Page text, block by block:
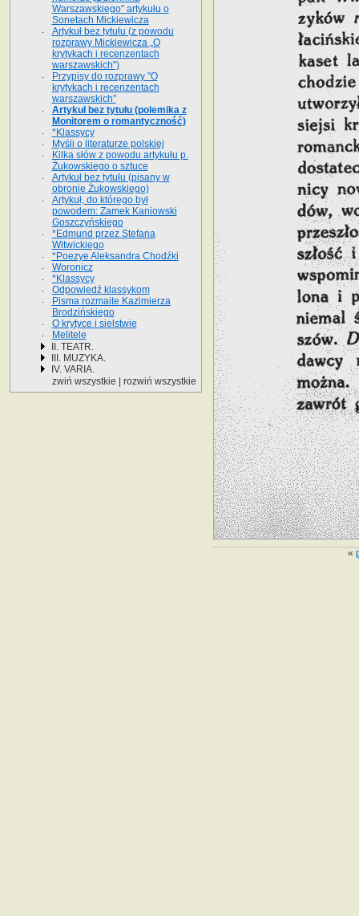
«
Warszawskiego" artykułu o
Sonetach Mickiewicza
Artykuł bez tytułu (z powodu
rozprawy Mickiewicza „O
krytykach i recenzentach
warszawskich")
Przypisy do rozprawy "O
krytykach i recenzentach
warszawskich"
Artykuł bez tytułu (polemika z
Monitorem o romantyczność)
*Klassycy
Myśli o literaturze polskiej
Kilka słów z powodu artykułu p.
Żukowskiego o sztuce
Artykuł bez tytułu (pisany w
obronie Żukowskiego)
Artykuł, do którego był
powodem: Zamek Kaniowski
Goszczyńskiego
*Edmund przez Stefana
Witwickiego
*Poezye Aleksandra Chodźki
Woronicz
*Klassycy
Odpowiedź klassykom
Pisma rozmaite Kazimierza
Brodzińskiego
O krytyce i sielstwie
Melitele
II. TEATR.
III. MUZYKA.
IV. VARIA.
zwiń wszystkie
rozwiń wszystkie